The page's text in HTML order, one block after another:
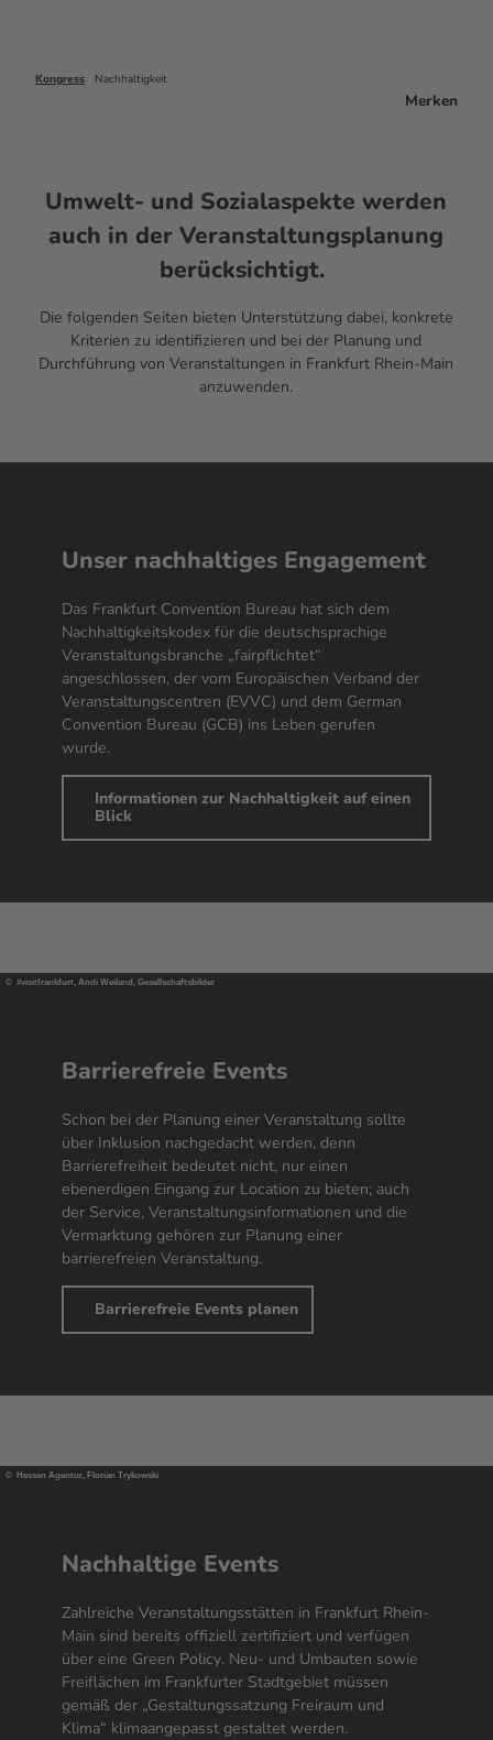
Kongress Nachhaltigkeit
Merken
Umwelt- und Sozialaspekte werden
auch in der Veranstaltungsplanung
berücksichtigt.
Die folgenden Seiten bieten Unterstützung dabei, konkrete
Kriterien zu identifizieren und bei der Planung und
Durchführung von Veranstaltungen in Frankfurt Rhein-Main
anzuwenden.
Unser nachhaltiges Engagement
Das Frankfurt Convention Bureau hat sich dem
Nachhaltigkeitskodex für die deutschsprachige
Veranstaltungsbranche „fairpflichtet“
angeschlossen, der vom Europäischen Verband der
Veranstaltungscentren (EVVC) und dem German
Convention Bureau (GCB) ins Leben gerufen
wurde.
Informationen zur Nachhaltigkeit auf einen
Blick
© #visitfrankfurt, Andi Weiland, Gesellschaftsbilder
Barrierefreie Events
Schon bei der Planung einer Veranstaltung sollte
über Inklusion nachgedacht werden, denn
Barrierefreiheit bedeutet nicht, nur einen
ebenerdigen Eingang zur Location zu bieten; auch
der Service, Veranstaltungsinformationen und die
Vermarktung gehören zur Planung einer
barrierefreien Veranstaltung.
Barrierefreie Events planen
© Hessen Agentur, Florian Trykowski
Nachhaltige Events
Zahlreiche Veranstaltungsstätten in Frankfurt Rhein-
Main sind bereits offiziell zertifiziert und verfügen
über eine Green Policy. Neu- und Umbauten sowie
Freiflächen im Frankfurter Stadtgebiet müssen
gemäß der „Gestaltungssatzung Freiraum und
Klima“ klimaangepasst gestaltet werden.